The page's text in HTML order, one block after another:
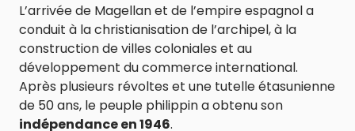
L’arrivée de Magellan et de l’empire espagnol a
conduit à la christianisation de l’archipel, à la
construction de villes coloniales et au
développement du commerce international.
Après plusieurs révoltes et une tutelle étasunienne
de 50 ans, le peuple philippin a obtenu son
indépendance en 1946.